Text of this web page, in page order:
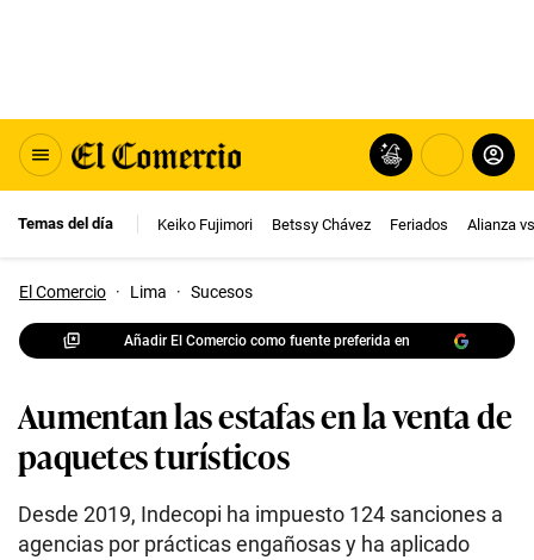
Temas del día Keiko Fujimori Betssy Chávez Feriados Alianza
El Comercio · Lima · Sucesos
Añadir El Comercio como fuente preferida en
Aumentan las estafas en la venta de
paquetes turísticos
Desde 2019, Indecopi ha impuesto 124 sanciones a
agencias por prácticas engañosas y ha aplicado